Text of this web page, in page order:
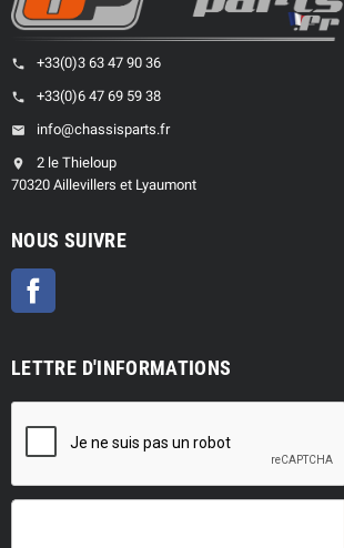
phone +33(0)3 63 47 90 36
phone +33(0)6 47 69 59 38
email info@chassisparts.fr
location_on
2 le Thieloup
70320 Aillevillers et Lyaumont
NOUS SUIVRE
LETTRE D'INFORMATIONS